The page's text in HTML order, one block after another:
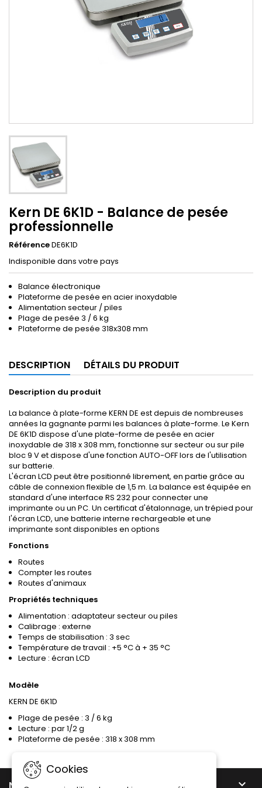
Kern DE 6K1D - Balance de pesée
professionnelle
RéférenceDE6K1D
Indisponible dans votre pays
Balance électronique
Plateforme de pesée en acier inoxydable
Alimentation secteur / piles
Plage de pesée 3 / 6 kg
Plateforme de pesée 318x308 mm
DESCRIPTION DÉTAILS DU PRODUIT
Description du produit
La balance à plate-forme KERN DE est depuis de nombreuses
années la gagnante parmi les balances à plate-forme. Le Kern
DE 6K1D dispose d'une plate-forme de pesée en acier
inoxydable de 318 x 308 mm, fonctionne sur secteur ou sur pile
bloc 9 V et dispose d'une fonction AUTO-OFF lors de l'utilisation
sur batterie.
L'écran LCD peut être positionné librement, en partie grâce au
câble de connexion flexible de 1,5 m. La balance est équipée en
standard d'une interface RS 232 pour connecter une
imprimante ou un PC. Un certificat d'étalonnage, un trépied pour
l'écran LCD, une batterie interne rechargeable et une
imprimante sont disponibles en options
Fonctions
Routes
Compter les routes
Routes d'animaux
Propriétés techniques
Alimentation : adaptateur secteur ou piles
Calibrage : externe
Temps de stabilisation : 3 sec
Température de travail : +5 °C à + 35 °C
Lecture : écran LCD
Modèle
KERN DE 6K1D
Plage de pesée : 3 / 6 kg
Lecture : par 1/2 g
Plateforme de pesée : 318 x 308 mm

Cookies